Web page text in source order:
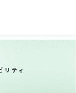
リティ